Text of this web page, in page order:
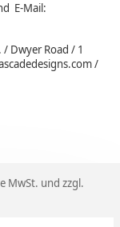
E-Mail:
/ Dwyer Road / 1
/
MwSt. und zzgl.